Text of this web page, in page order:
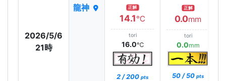
2026/5/6
21時
龍神 正解
14.1℃
tori
16.0℃
2 / 200 pts
正解
0.0mm
tori
0.0mm
50 / 50 pts